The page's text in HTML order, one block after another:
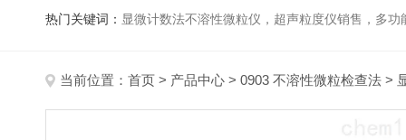
热门关键词： 显微计数法不溶性微粒仪，超声粒度仪销售，多功能超声粒度分析仪，粒度及
当前位置： 首页 > 产品中心 > 0903 不溶性微粒检查法 >